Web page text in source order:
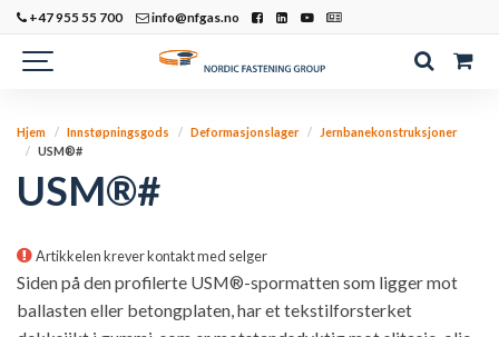
+47 955 55 700 info@nfgas.no
Hjem Innstøpningsgods Deformasjonslager
Jernbanekonstruksjoner
USM®#
USM®#
Artikkelen krever kontakt med selger
Siden på den profilerte USM®-spormatten som ligger mot
ballasten eller betongplaten, har et tekstilforsterket